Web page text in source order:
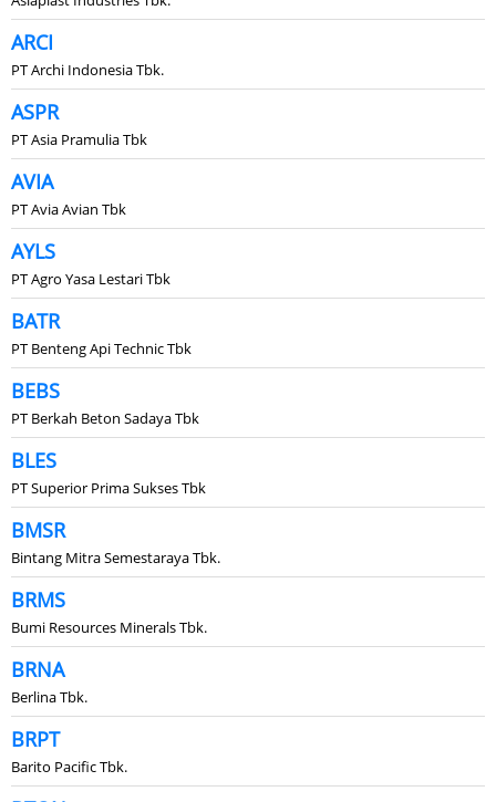
ARCI
PT Archi Indonesia Tbk.
ASPR
PT Asia Pramulia Tbk
AVIA
PT Avia Avian Tbk
AYLS
PT Agro Yasa Lestari Tbk
BATR
PT Benteng Api Technic Tbk
BEBS
PT Berkah Beton Sadaya Tbk
BLES
PT Superior Prima Sukses Tbk
BMSR
Bintang Mitra Semestaraya Tbk.
BRMS
Bumi Resources Minerals Tbk.
BRNA
Berlina Tbk.
BRPT
Barito Pacific Tbk.